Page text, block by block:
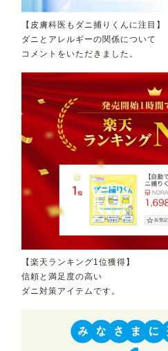
【皮膚科医もダニ捕りくんに注目】
ダニとアレルギーの関係について
コメントをいただきました。
【楽天ランキング1位獲得】
信頼と満足度の高い
ダニ対策アイテムです。